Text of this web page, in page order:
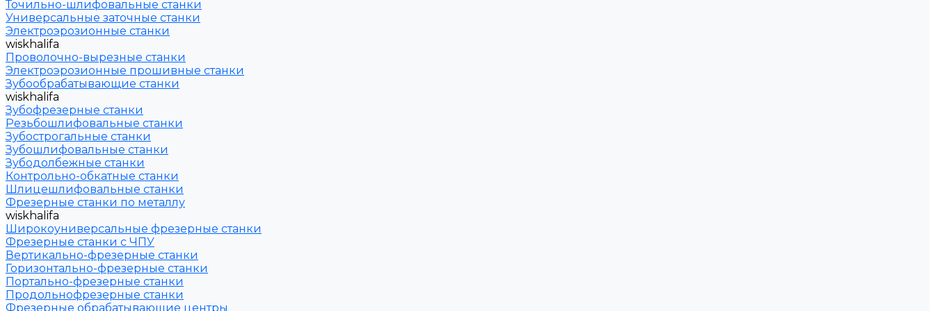
Точильно-шлифовальные станки
Универсальные заточные станки
Электроэрозионные станки
wiskhalifa
Проволочно-вырезные станки
Электроэрозионные прошивные станки
Зубообрабатывающие станки
wiskhalifa
Зубофрезерные станки
Резьбошлифовальные станки
Зубострогальные станки
Зубошлифовальные станки
Зубодолбежные станки
Контрольно-обкатные станки
Шлицешлифовальные станки
Фрезерные станки по металлу
wiskhalifa
Широкоуниверсальные фрезерные станки
Фрезерные станки с ЧПУ
Вертикально-фрезерные станки
Горизонтально-фрезерные станки
Портально-фрезерные станки
Продольнофрезерные станки
Фрезерные обрабатывающие центры